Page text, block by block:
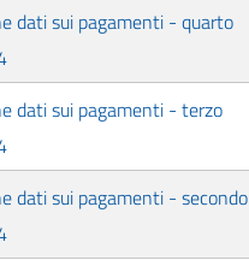
dati sui pagamenti - quarto
dati sui pagamenti - terzo
dati sui pagamenti - secondo